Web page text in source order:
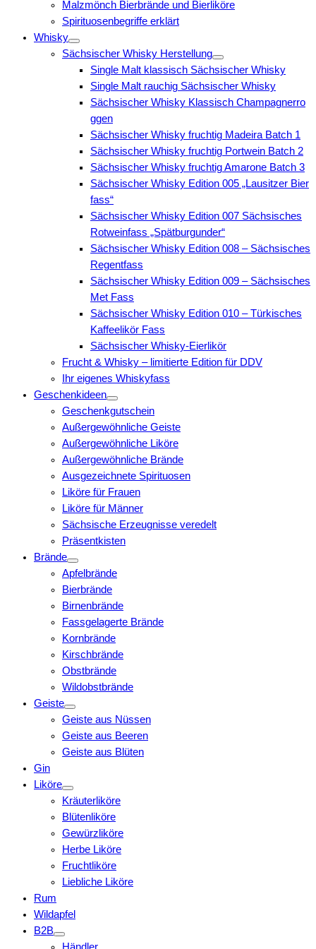
Malzmönch Bierbrände und Bierliköre
Spirituosenbegriffe erklärt
Whisky
Sächsischer Whisky Herstellung
Single Malt klassisch Sächsischer Whisky
Single Malt rauchig Sächsischer Whisky
Sächsischer Whisky Klassisch Champagnerro
ggen
Sächsischer Whisky fruchtig Madeira Batch 1
Sächsischer Whisky fruchtig Portwein Batch 2
Sächsischer Whisky fruchtig Amarone Batch 3
Sächsischer Whisky Edition 005 „Lausitzer Bier
fass“
Sächsischer Whisky Edition 007 Sächsisches
Rotweinfass „Spätburgunder“
Sächsischer Whisky Edition 008 – Sächsisches
Regentfass
Sächsischer Whisky Edition 009 – Sächsisches
Met Fass
Sächsischer Whisky Edition 010 – Türkisches
Kaffeelikör Fass
Sächsischer Whisky-Eierlikör
Frucht & Whisky – limitierte Edition für DDV
Ihr eigenes Whiskyfass
Geschenkideen
Geschenkgutschein
Außergewöhnliche Geiste
Außergewöhnliche Liköre
Außergewöhnliche Brände
Ausgezeichnete Spirituosen
Liköre für Frauen
Liköre für Männer
Sächsische Erzeugnisse veredelt
Präsentkisten
Brände
Apfelbrände
Bierbrände
Birnenbrände
Fassgelagerte Brände
Kornbrände
Kirschbrände
Obstbrände
Wildobstbrände
Geiste
Geiste aus Nüssen
Geiste aus Beeren
Geiste aus Blüten
Gin
Liköre
Kräuterliköre
Blütenliköre
Gewürzliköre
Herbe Liköre
Fruchtliköre
Liebliche Liköre
Rum
Wildapfel
B2B